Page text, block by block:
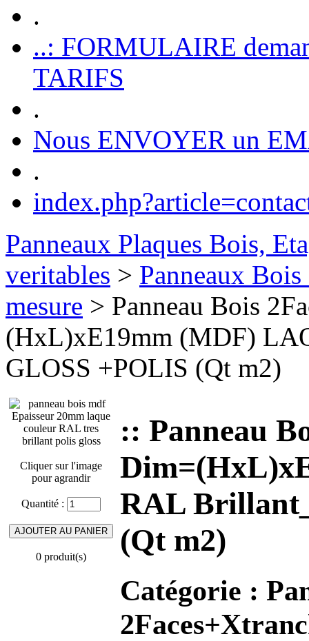
.
..: FORMULAIRE
TARIFS
.
Nous ENVOYER un
.
Panneaux Plaques Bois,
veritables > Panneaux
mesure > Panneau Bois
(HxL)xE19mm (MDF)
GLOSS +POLIS (Qt m2)
Cliquer sur l'image
pour agrandir
Quantité :
0 produit(s)
:: Panneau
RAL
(Qt m2)
Catégorie :